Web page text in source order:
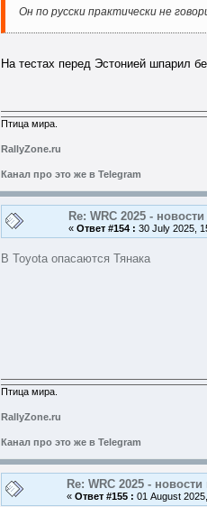
Он по русски практически не
На тестах перед Эстонией шпарил
Птица мира.
RallyZone.ru
Канал про это же в Telegram
Re: WRC 2025 -
« Ответ #154 : 30 July 2025,
В Toyota опасаются Тянака
Птица мира.
RallyZone.ru
Канал про это же в Telegram
Re: WRC 2025 -
« Ответ #155 : 01 August